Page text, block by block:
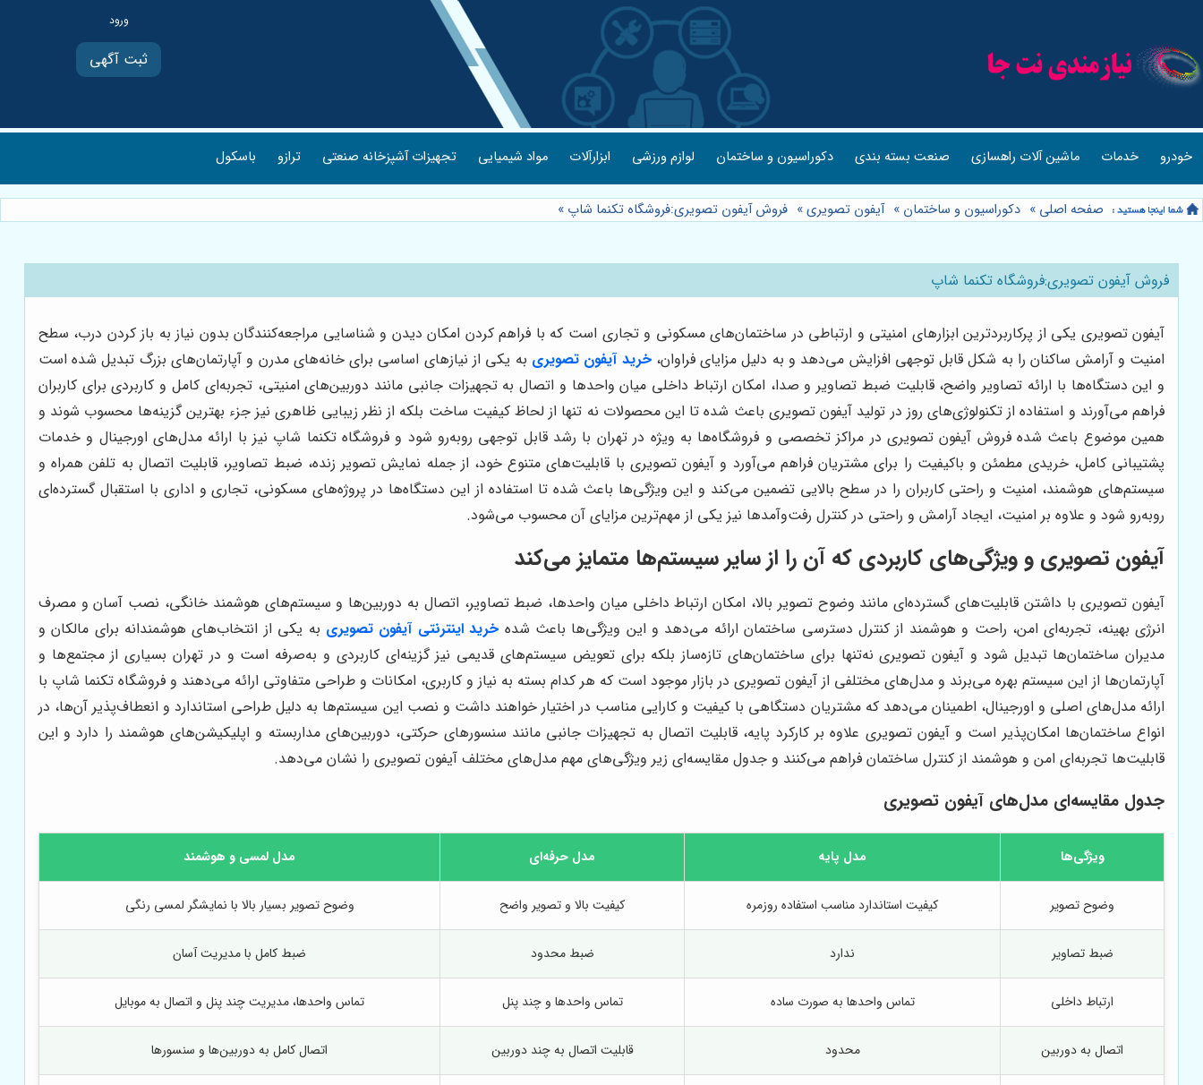
ثبت آگهی
خودرو خدمات ماشین آلات راهسازی صنعت بسته بندی دکوراسیون و ساختمان لوازم ورزشی ابزارآلات مواد شیمیایی تجهیزات آشپزخانه صنعتی ترازو باسکول
صفحه اصلی » دکوراسیون و ساختمان » آیفون تصویری» فروش آیفون تصویری:فروشگاه تکنما شاپ »
فروش آیفون تصویری:فروشگاه تکنما شاپ
آیفون تصویری یکی از پرکاربردترین ابزارهای امنیتی و ارتباطی در ساختمان‌های مسکونی و تجاری است که با فراهم کردن امکان دیدن و شناسایی مراجعه‌کنندگان بدون نیاز به باز کردن درب، سطح
امنیت و آرامش ساکنان را به شکل قابل توجهی افزایش می‌دهد و به دلیل مزایای فراوان، خرید آیفون تصویری به یکی از نیازهای اساسی برای خانه‌های مدرن و آپارتمان‌های بزرگ تبدیل شده است
و این دستگاه‌ها با ارائه تصاویر واضح، قابلیت ضبط تصاویر و صدا، امکان ارتباط داخلی میان واحدها و اتصال به تجهیزات جانبی مانند دوربین‌های امنیتی، تجربه‌ای کامل و کاربردی برای کاربران
فراهم می‌آورند و استفاده از تکنولوژی‌های روز در تولید آیفون تصویری باعث شده تا این محصولات نه تنها از لحاظ کیفیت ساخت بلکه از نظر زیبایی ظاهری نیز جزء بهترین گزینه‌ها محسوب شوند و
همین موضوع باعث شده فروش آیفون تصویری در مراکز تخصصی و فروشگاه‌ها به ویژه در تهران با رشد قابل توجهی روبه‌رو شود و فروشگاه تکنما شاپ نیز با ارائه مدل‌های اورجینال و خدمات
پشتیبانی کامل، خریدی مطمئن و باکیفیت را برای مشتریان فراهم می‌آورد و آیفون تصویری با قابلیت‌های متنوع خود، از جمله نمایش تصویر زنده، ضبط تصاویر، قابلیت اتصال به تلفن همراه و
سیستم‌های هوشمند، امنیت و راحتی کاربران را در سطح بالایی تضمین می‌کند و این ویژگی‌ها باعث شده تا استفاده از این دستگاه‌ها در پروژه‌های مسکونی، تجاری و اداری با استقبال گسترده‌ای
روبه‌رو شود و علاوه بر امنیت، ایجاد آرامش و راحتی در کنترل رفت‌وآمدها نیز یکی از مهم‌ترین مزایای آن محسوب می‌شود.
آیفون تصویری و ویژگی‌های کاربردی که آن را از سایر سیستم‌ها متمایز می‌کند
آیفون تصویری با داشتن قابلیت‌های گسترده‌ای مانند وضوح تصویر بالا، امکان ارتباط داخلی میان واحدها، ضبط تصاویر، اتصال به دوربین‌ها و سیستم‌های هوشمند خانگی، نصب آسان و مصرف
انرژی بهینه، تجربه‌ای امن، راحت و هوشمند از کنترل دسترسی ساختمان ارائه می‌دهد و این ویژگی‌ها باعث شده خرید اینترنتی آیفون تصویری به یکی از انتخاب‌های هوشمندانه برای مالکان و
مدیران ساختمان‌ها تبدیل شود و آیفون تصویری نه‌تنها برای ساختمان‌های تازه‌ساز بلکه برای تعویض سیستم‌های قدیمی نیز گزینه‌ای کاربردی و به‌صرفه است و در تهران بسیاری از مجتمع‌ها و
آپارتمان‌ها از این سیستم بهره می‌برند و مدل‌های مختلفی از آیفون تصویری در بازار موجود است که هر کدام بسته به نیاز و کاربری، امکانات و طراحی متفاوتی ارائه می‌دهند و فروشگاه تکنما شاپ با
ارائه مدل‌های اصلی و اورجینال، اطمینان می‌دهد که مشتریان دستگاهی با کیفیت و کارایی مناسب در اختیار خواهند داشت و نصب این سیستم‌ها به دلیل طراحی استاندارد و انعطاف‌پذیر آن‌ها، در
انواع ساختمان‌ها امکان‌پذیر است و آیفون تصویری علاوه بر کارکرد پایه، قابلیت اتصال به تجهیزات جانبی مانند سنسورهای حرکتی، دوربین‌های مداربسته و اپلیکیشن‌های هوشمند را دارد و این
قابلیت‌ها تجربه‌ای امن و هوشمند از کنترل ساختمان فراهم می‌کنند و جدول مقایسه‌ای زیر ویژگی‌های مهم مدل‌های مختلف آیفون تصویری را نشان می‌دهد.
جدول مقایسه‌ای مدل‌های آیفون تصویری
ویژگی‌ها مدل پایه مدل حرفه‌ای مدل لمسی و هوشمند
وضوح تصویر کیفیت استاندارد مناسب استفاده روزمره کیفیت بالا و تصویر واضح وضوح تصویر بسیار بالا با نمایشگر لمسی رنگی
ضبط تصاویر ندارد ضبط محدود ضبط کامل با مدیریت آسان
ارتباط داخلی تماس واحدها به صورت ساده تماس واحدها و چند پنل تماس واحدها، مدیریت چند پنل و اتصال به موبایل
اتصال به دوربین محدود قابلیت اتصال به چند دوربین اتصال کامل به دوربین‌ها و سنسورها